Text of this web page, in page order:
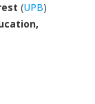
(UPB)